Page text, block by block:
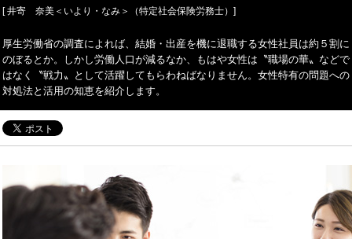
[ 井寄 奈美＜いより・なみ＞（特定社会保険労務士）]
厚生労働省の調査によれば、結婚・出産を機に退職する女性社員は約５割に
のぼるとか。しかし労働人口が減るなか、もはや女性は〝職場の華〟などで
はなく〝戦力〟として活躍してもらわねばなりません。女性特有の問題への
対処法と活用の知恵を紹介します。